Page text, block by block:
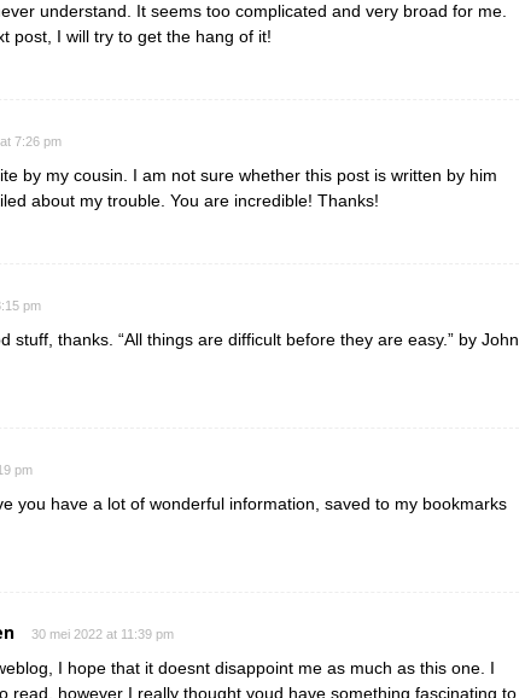
understand. It seems too complicated and very broad for me.
post, I will try to get the hang of it!
7:26 pm
by my cousin. I am not sure whether this post is written by him
about my trouble. You are incredible! Thanks!
pm
stuff, thanks. “All things are difficult before they are easy.” by John
pm
you have a lot of wonderful information, saved to my bookmarks
30 mei 2022 at 11:39 pm
I hope that it doesnt disappoint me as much as this one. I
read, however I really thought youd have something fascinating to